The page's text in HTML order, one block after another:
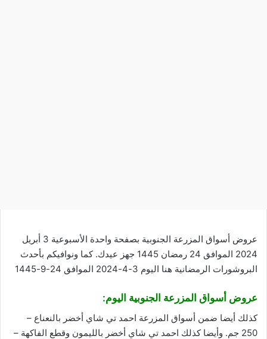
عروض أسواق المزرعة الجنوبية بصفحة واحدة الأسبوعية 3 أبريل
2024 الموافق 24 رمضان 1445 جهز عيدك. كما ونوافيكم بأحدث
البروشورات الرمضانية هنا اليوم 3-4-2024 الموافق 24-9-1445
عروض أسواق المزرعة الجنوبية اليوم:
كذلك أيضا ضمن أسواق المزرعة احمد تي شاي أخضر بالنعناع –
250 جم. وأيضا كذلك احمد تي شاي أخضر بالليمون وقطع الفاكهة –